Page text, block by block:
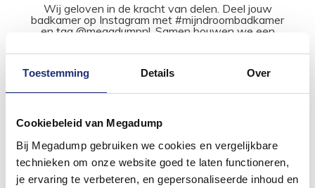
Toestemming Details Over
Cookiebeleid van Megadump
Bij Megadump gebruiken we cookies en vergelijkbare
technieken om onze website goed te laten functioneren,
je ervaring te verbeteren, en gepersonaliseerde inhoud en
Wij geloven in de kracht van delen. Deel jouw
badkamer op Instagram met #mijndroombadkamer
en tag @megadumpnl. Samen bouwen we een
badkamerstijlen. Doe je mee?